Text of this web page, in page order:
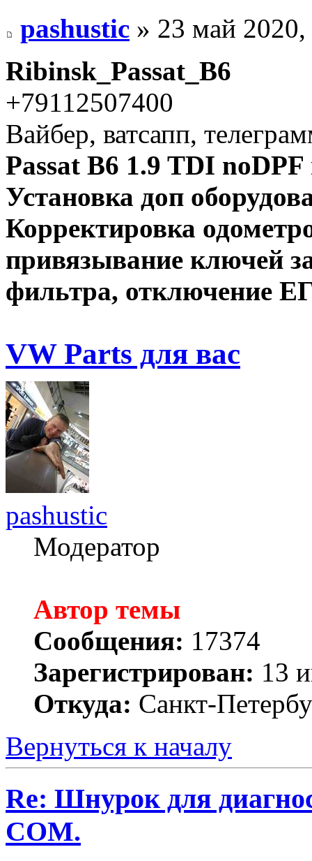
pashustic » 23 май
Ribinsk_Passat_B6
+79112507400
Вайбер, ватсапп,
Passat B6 1.9 TDI
Установка доп
Корректировка
привязывание ключей
фильтра, отключение
VW Parts для вас
pashustic
Модератор
Автор темы
Сообщения: 17374
Зарегистрирован: 13
Откуда: Санкт-
Вернуться к началу
Re: Шнурок для
COM.